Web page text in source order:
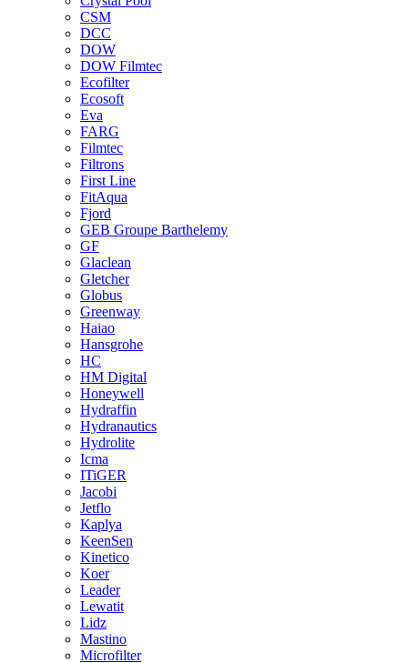
CSM
DCC
DOW
DOW Filmtec
Ecofilter
Ecosoft
Eva
FARG
Filmtec
Filtrons
First Line
FitAqua
Fjord
GEB Groupe Barthelemy
GF
Glaclean
Gletcher
Globus
Greenway
Haiao
Hansgrohe
HC
HM Digital
Honeywell
Hydraffin
Hydranautics
Hydrolite
Icma
ITiGER
Jacobi
Jetflo
Kaplya
KeenSen
Kinetico
Koer
Leader
Lewatit
Lidz
Mastino
Microfilter